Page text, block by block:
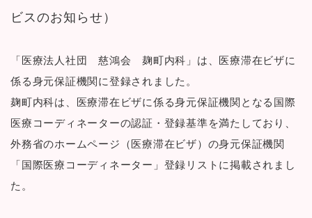
ビスのお知らせ）
「医療法人社団 慈鴻会 麹町内科」は、医療滞在ビザに
係る身元保証機関に登録されました。
麹町内科は、医療滞在ビザに係る身元保証機関となる国際
医療コーディネーターの認証・登録基準を満たしており、
外務省のホームページ（医療滞在ビザ）の身元保証機関
「国際医療コーディネーター」登録リストに掲載されまし
た。